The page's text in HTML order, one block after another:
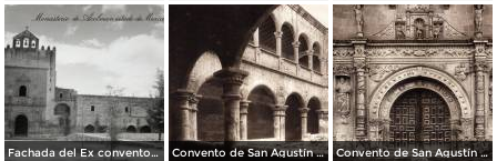
Fachada del Ex convento de San Agustin Convento de San Agustín Acolman (circa 1920) Convento de San Agustín Acolman (circa 1920)